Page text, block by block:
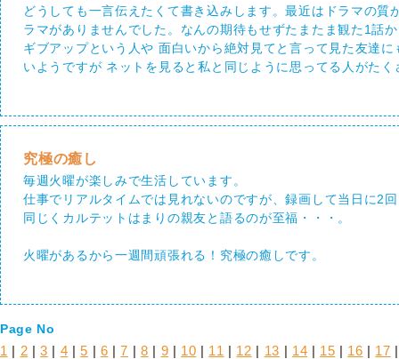
どうしても一言伝えたくて書き込みします。最近はドラマの
ラマがありませんでした。なんの期待もせずたまたま観た1話
ギブアップという人や 面白いから絶対見てと言って見た友達
いようですが ネットを見ると私と同じように思ってる人がた
究極の癒し
毎週火曜が楽しみで生活しています。
仕事でリアルタイムでは見れないのですが、録画して当日に2
同じくカルテットはまりの親友と語るのが至福・・・。
火曜があるから一週間頑張れる！究極の癒しです。
Page No
1 | 2 |3 | 4 |5 | 6 |7 | 8 | 9 | 10 | 11 | 12 | 13 | 14 | 15 | 16 | 17